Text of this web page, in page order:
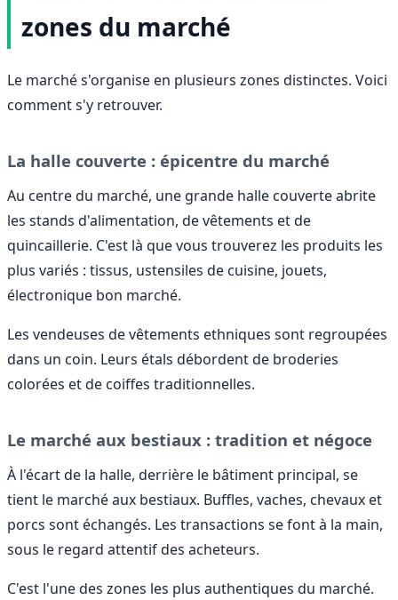
zones du marché
Le marché s'organise en plusieurs zones distinctes. Voici
comment s'y retrouver.
La halle couverte : épicentre du marché
Au centre du marché, une grande halle couverte abrite
les stands d'alimentation, de vêtements et de
quincaillerie. C'est là que vous trouverez les produits les
plus variés : tissus, ustensiles de cuisine, jouets,
électronique bon marché.
Les vendeuses de vêtements ethniques sont regroupées
dans un coin. Leurs étals débordent de broderies
colorées et de coiffes traditionnelles.
Le marché aux bestiaux : tradition et négoce
À l'écart de la halle, derrière le bâtiment principal, se
tient le marché aux bestiaux. Buffles, vaches, chevaux et
porcs sont échangés. Les transactions se font à la main,
sous le regard attentif des acheteurs.
C'est l'une des zones les plus authentiques du marché.